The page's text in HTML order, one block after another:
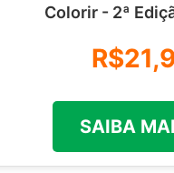
Colorir - 2ª
SAIBA